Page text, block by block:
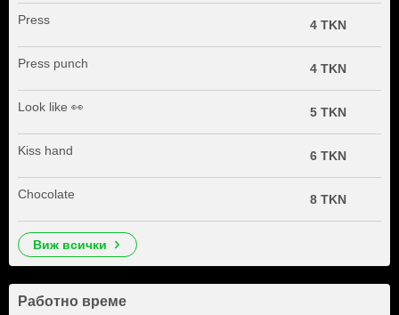
Press 4 TKN
Press punch 4 TKN
Look like 👀 5 TKN
Kiss hand 6 TKN
Chocolate 8 TKN
виж всички
Работно време